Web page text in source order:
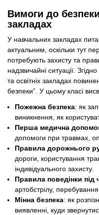
Вимоги до
закладах
У навчальних закладах
актуальним, оскільки тут
потребують захисту та
надзвичайні ситуації.
та освітніх закладах
безпеки”. У цьому класі
Пожежна безпека: як
виникнення, як
Перша медична
допомоги при травмах,
Правила дорожнього
дороги, користування
індивідуального захисту.
Правила поведінки під
артобстрілу,
Мінна безпека: як
виявленні, куди